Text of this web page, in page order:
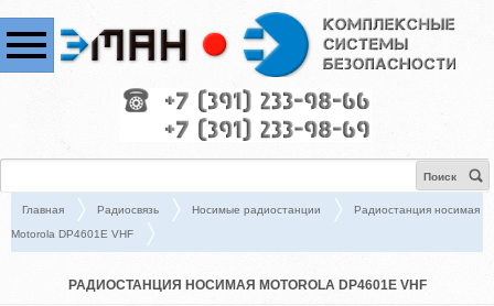
Поиск
Главная Радиосвязь Носимые радиостанции
Радиостанция носимая
Motorola DP4601E VHF
РАДИОСТАНЦИЯ НОСИМАЯ MOTOROLA DP4601E VHF